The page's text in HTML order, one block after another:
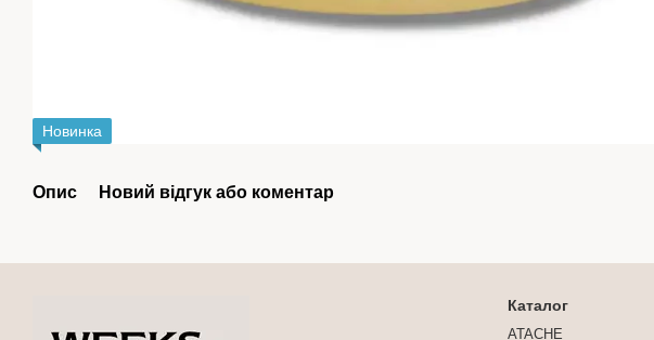
Новинка
Опис Новий відгук або коментар
Каталог
ATACHE